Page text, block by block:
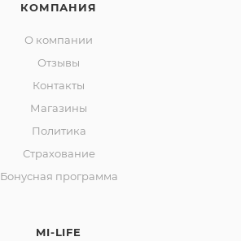
КОМПАНИЯ
О компании
Отзывы
Контакты
Магазины
Политика
Страхование
Бонусная программа
MI-LIFE